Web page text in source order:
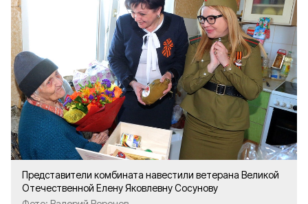
Представители комбината навестили ветерана Великой
Отечественной Елену Яковлевну Сосунову